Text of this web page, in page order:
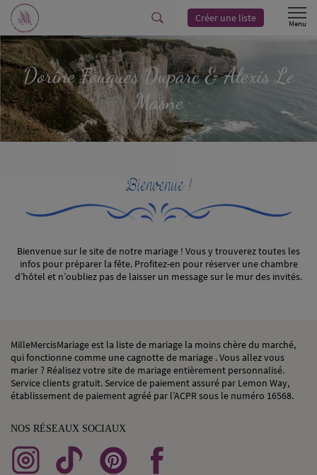
Créer une liste
DorineFouques Duparc& AlexisLe
Masne
Bienvenue !
Bienvenue sur le site de notre mariage ! Vous y trouverez toutes les
infos pour préparer la fête. Profitez-en pour réserver une chambre
d’hôtel et n’oubliez pas de laisser un message sur le mur des invités.
MilleMercisMariage est la liste de mariage la moins chère du marché,
qui fonctionne comme une cagnotte de mariage . Vous allez vous
marier ? Réalisez votre site de mariage entièrement personnalisé.
Service clients gratuit. Service de paiement assuré par Lemon Way,
établissement de paiement agréé par l’ACPR sous le numéro 16568.
NOS RÉSEAUX SOCIAUX